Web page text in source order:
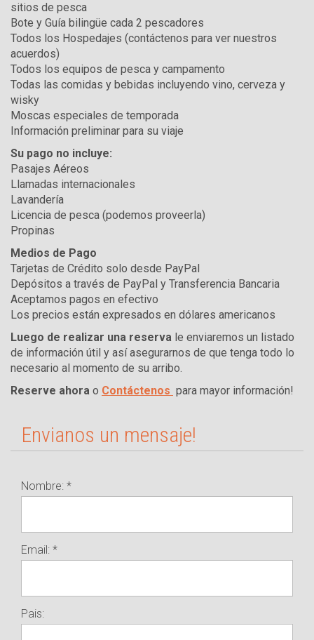
sitios de pesca
Bote y Guía bilingüe cada 2 pescadores
Todos los Hospedajes (contáctenos para ver nuestros
acuerdos)
Todos los equipos de pesca y campamento
Todas las comidas y bebidas incluyendo vino, cerveza y
wisky
Moscas especiales de temporada
Información preliminar para su viaje
Su pago no incluye:
Pasajes Aéreos
Llamadas internacionales
Lavandería
Licencia de pesca (podemos proveerla)
Propinas
Medios de Pago
Tarjetas de Crédito solo desde PayPal
Depósitos a través de PayPal y Transferencia Bancaria
Aceptamos pagos en efectivo
Los precios están expresados en dólares americanos
Luego de realizar una reserva le enviaremos un listado
de información útil y así asegurarnos de que tenga todo lo
necesario al momento de su arribo.
Reserve ahora o Contáctenos para mayor información!
Envianos un mensaje!
Nombre: *
Email: *
Pais: